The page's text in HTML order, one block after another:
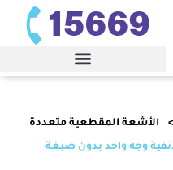
الأﺷﻌﺔ اﻟﻤﻘﻄﻌﻴﺔ ﻣﺘﻌﺪدة
وجه واحد بدون صبغة